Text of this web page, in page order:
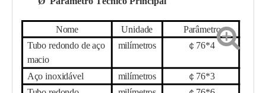
Nome Unidade
Parâmetro
Tubo redondo de aço
macio
milímetros ￠ 76*4
Aço inoxidável milímetros ￠ 76*3